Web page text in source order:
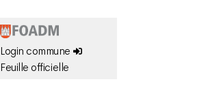
Login commune
Feuille officielle